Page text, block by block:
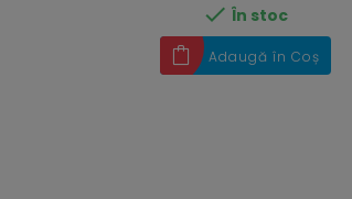
 În stoc
Adaugă în Coș